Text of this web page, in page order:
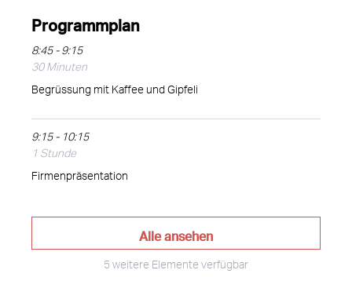
Programmplan
8:45 - 9:15
30 Minuten
Begrüssung mit Kaffee und Gipfeli
9:15 - 10:15
1 Stunde
Firmenpräsentation
5 weitere Elemente verfügbar
Alle ansehen